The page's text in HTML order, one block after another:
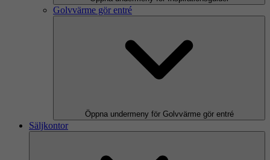
Golvvärme gör entré
Öppna undermeny för Golvvärme gör entré
Säljkontor